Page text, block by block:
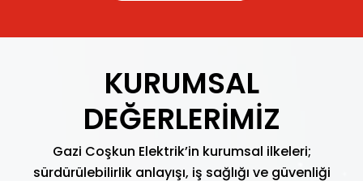
KURUMSAL
DEĞERLERİMİZ
Gazi Coşkun Elektrik’in kurumsal ilkeleri;
sürdürülebilirlik anlayışı, iş sağlığı ve güvenliği